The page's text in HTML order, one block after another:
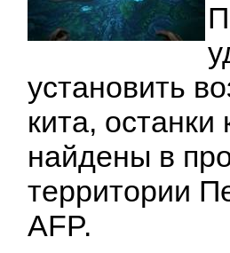
установить
кита, останки
найдены в
территории
AFP.